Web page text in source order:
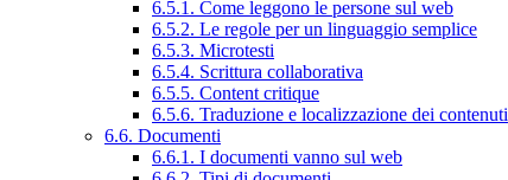
6.5.1. Come leggono le persone sul web
6.5.2. Le regole per un linguaggio semplice
6.5.3. Microtesti
6.5.4. Scrittura collaborativa
6.5.5. Content critique
6.5.6. Traduzione e localizzazione dei contenuti
6.6. Documenti
6.6.1. I documenti vanno sul web